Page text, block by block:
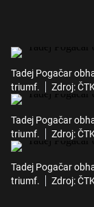
Tadej Pogačar
triumf.
Zdroj:
Tadej Pogačar
triumf.
Zdroj:
Tadej Pogačar
triumf.
Zdroj: